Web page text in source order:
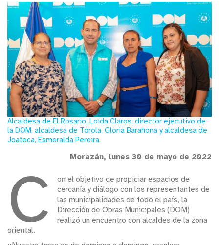
Alcaldesa de El Rosario, Loida Claros; director ejecutivo de
la DOM, alcaldesa de Torola, Gloria Barahona y alcaldesa de
Joateca, Esmeralda Pereira.
Morazán, lunes 30 de mayo de 2022
C
on el objetivo de propiciar espacios de
cercanía y diálogo con los representantes de
las municipalidades de todo el país, la
Dirección de Obras Municipales (DOM)
realizó un encuentro con alcaldes de la zona
oriental.